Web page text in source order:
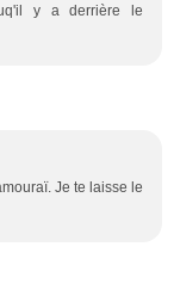
y a derrière le
Je te laisse le